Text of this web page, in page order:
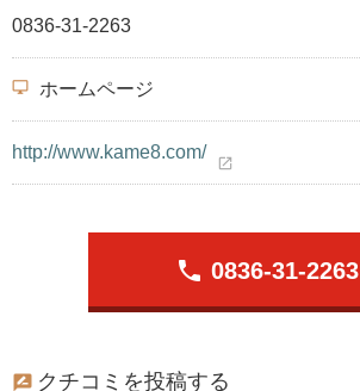
0836-31-2263
desktop_windows ホームページ
http://www.kame8.com/
open_in_new
phone 0836-31-2263
クチコミを投稿する